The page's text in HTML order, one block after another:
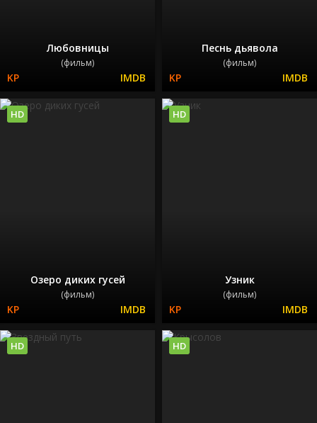
Любовницы
(фильм)
Песнь дьявола
(фильм)
Озеро диких гусей
(фильм)
HD
Узник
(фильм)
HD
HD HD